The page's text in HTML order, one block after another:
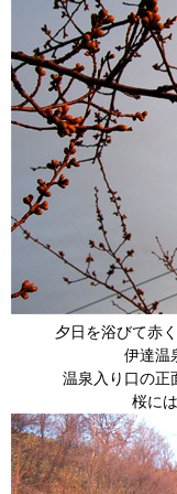
夕日を浴びて赤
伊達温
温泉入り口の正
桜に